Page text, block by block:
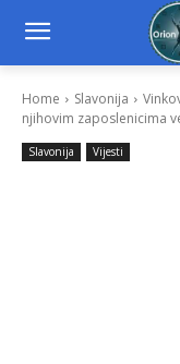
Home Slavonija
njihovim zaposlenicima
Slavonija Vijesti